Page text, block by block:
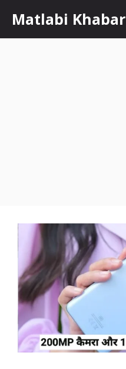
content
Matlabi Khabar